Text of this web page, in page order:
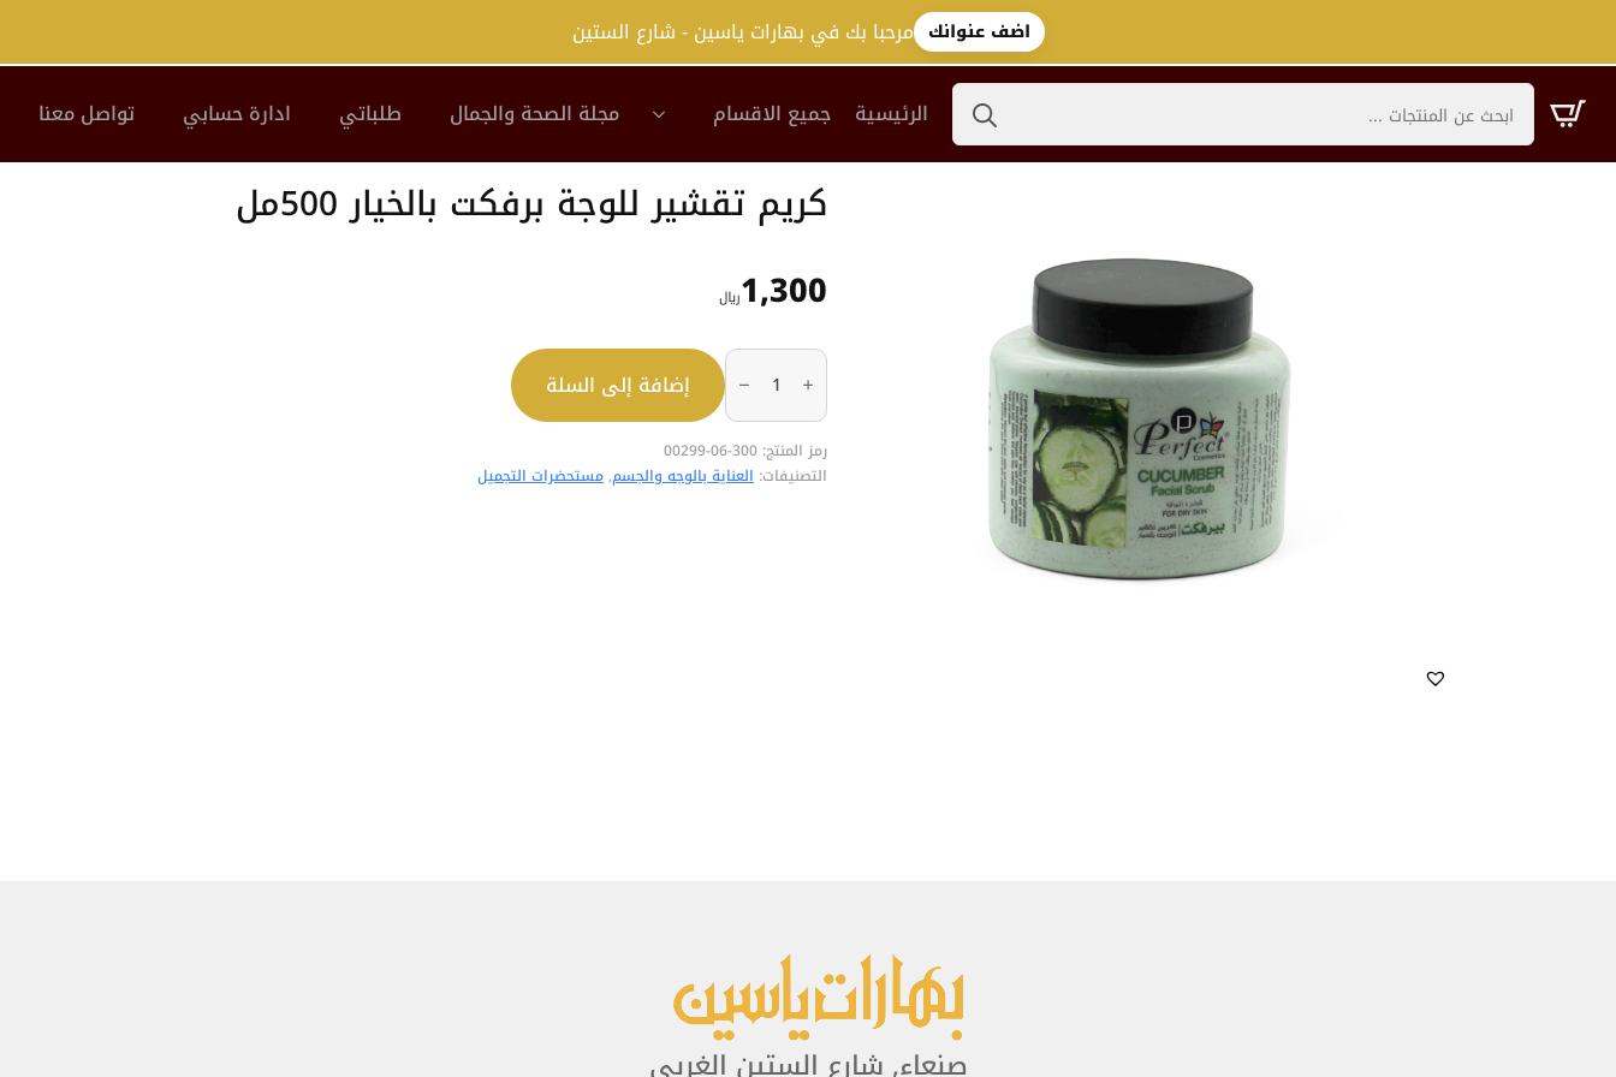
اضف عنوانك مرحبا بك في بهارات ياسين - شارع الستين
Search
الرئيسية جميع الاقسام مجلة الصحة والجمال طلباتي ادارة حسابي تواصل معنا
كريم تقشير للوجة برفكت بالخيار 500مل
1,300﷼
كمية
كريم
تقشير
للوجة
برفكت
بالخيار
500مل
إضافة إلى السلة
رمز المنتج: 300-06-00299
التصنيفات: العناية بالوجه والجسم,مستحضرات التجميل
صنعاء, شارع الستين الغربي